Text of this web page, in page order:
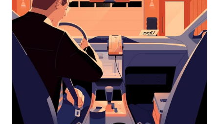
sélectionner
une
date.
Appuyez
sur
touche
pour
fermer
le
calendrier.